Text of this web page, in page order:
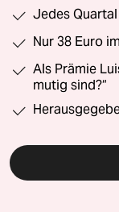
Jedes
Nur 38 Euro
Als Prämie
mutig sind?“